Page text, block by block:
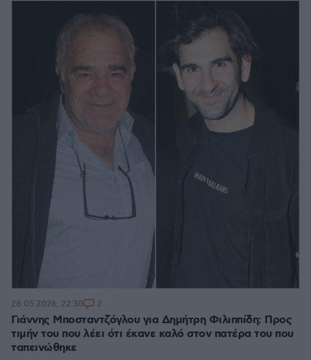
Γιάννης Μποσταντζόγλου για Δημήτρη Φιλιππίδη: Προς
τιμήν του που λέει ότι έκανε καλό στον πατέρα του που
ταπεινώθηκε
28.05.2026, 22:30 2